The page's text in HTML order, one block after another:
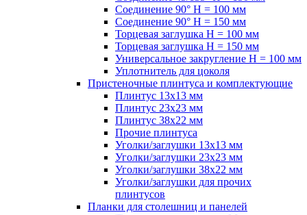
Соединение 90° H = 100 мм
Соединение 90° H = 150 мм
Торцевая заглушка H = 100 мм
Торцевая заглушка H = 150 мм
Универсальное закругление H = 100 мм
Уплотнитель для цоколя
Пристеночные плинтуса и комплектующие
Плинтус 13х13 мм
Плинтус 23х23 мм
Плинтус 38х22 мм
Прочие плинтуса
Уголки/заглушки 13х13 мм
Уголки/заглушки 23х23 мм
Уголки/заглушки 38х22 мм
Уголки/заглушки для прочих
плинтусов
Планки для столешниц и панелей